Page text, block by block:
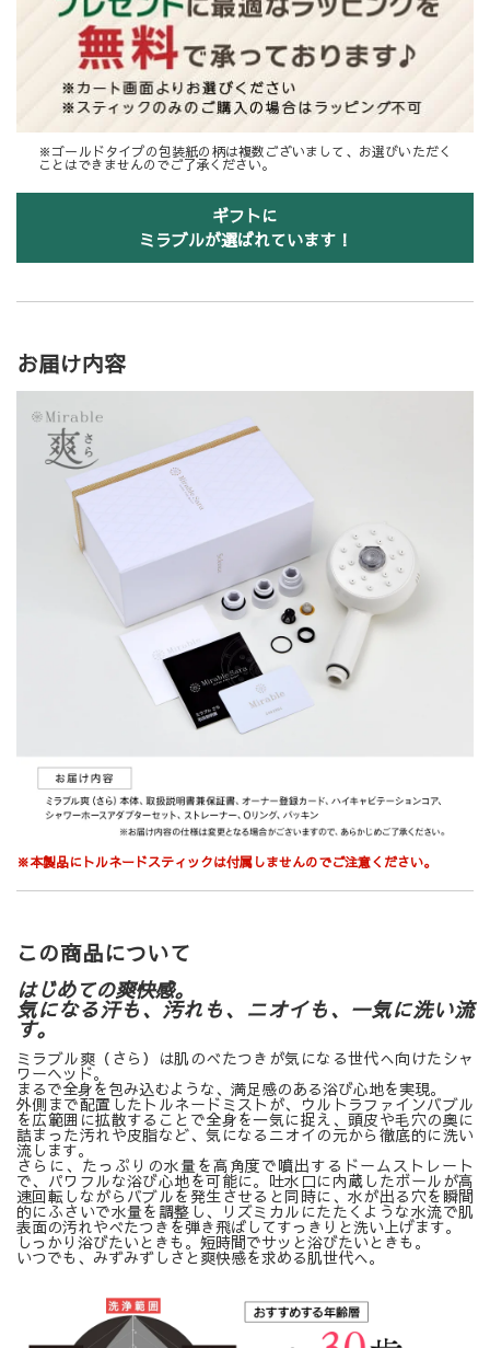
※ゴールドタイプの包装紙の柄は複数ございまして、お選びいただく
ことはできませんのでご了承ください。
ギフトに
ミラブルが選ばれています！
お届け内容
※本製品にトルネードスティックは付属しませんのでご注意ください。
この商品について
はじめての爽快感。
気になる汗も、汚れも、ニオイも、一気に洗い流
す。
ミラブル爽（さら）は肌のべたつきが気になる世代へ向けたシャ
ワーヘッド。
まるで全身を包み込むような、満足感のある浴び心地を実現。
外側まで配置したトルネードミストが、ウルトラファインバブル
を広範囲に拡散することで全身を一気に捉え、頭皮や毛穴の奥に
詰まった汚れや皮脂など、気になるニオイの元から徹底的に洗い
流します。
さらに、たっぷりの水量を高角度で噴出するドームストレート
で、パワフルな浴び心地を可能に。吐水口に内蔵したボールが高
速回転しながらバブルを発生させると同時に、水が出る穴を瞬間
的にふさいで水量を調整し、リズミカルにたたくような水流で肌
表面の汚れやべたつきを弾き飛ばしてすっきりと洗い上げます。
しっかり浴びたいときも。短時間でサッと浴びたいときも。
いつでも、みずみずしさと爽快感を求める肌世代へ。